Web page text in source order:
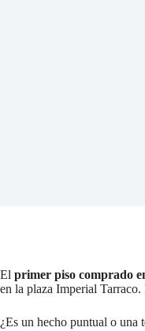
El primer piso comprado
en la plaza Imperial
¿Es un hecho puntual o una